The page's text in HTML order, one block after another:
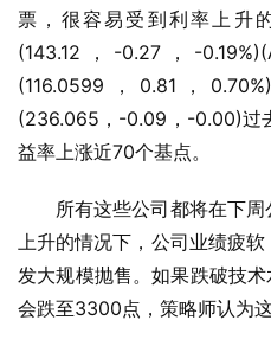
票，很容易受到利率上升
(143.12，-0.27，-
(116.0599，0.81，
(236.065，-0.09，-0.00)过
益率上涨近70个基点。
所有这些公司都将在下
上升的情况下，公司业绩疲
发大规模抛售。如果跌破技
会跌至3300点，策略师认为